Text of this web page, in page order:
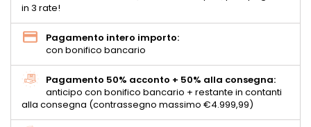
in 3 rate!
Pagamento intero importo:
con bonifico bancario
Pagamento 50% acconto + 50% alla consegna:
anticipo con bonifico bancario + restante in contanti
alla consegna (contrassegno massimo €4.999,99)